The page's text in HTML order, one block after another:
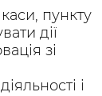
пункту
дії
зі
і